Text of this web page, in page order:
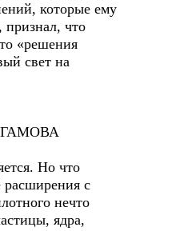
которые ему
признал, что
«решения
свет на
Но что
расширения с
нечто
ядра,